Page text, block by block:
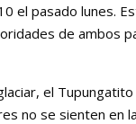
el pasado lunes.
de ambos
el
no se sienten en